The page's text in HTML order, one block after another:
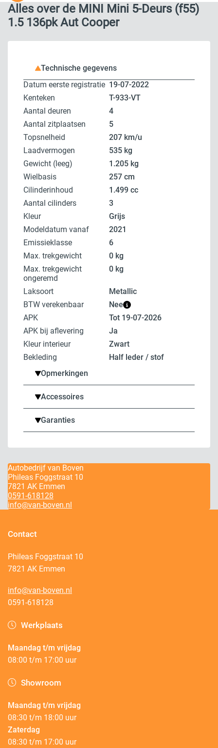
Alles over de MINI Mini 5-Deurs (f55)
1.5 136pk Aut Cooper
Technische gegevens
Datum eerste registratie
19-07-2022
Kenteken
T-933-VT
Aantal deuren
4
Aantal zitplaatsen
5
Topsnelheid
207 km/u
Laadvermogen
535 kg
Gewicht (leeg)
1.205 kg
Wielbasis
257 cm
Cilinderinhoud
1.499 cc
Aantal cilinders
3
Kleur
grijs
Modeldatum vanaf
2021
Emissieklasse
6
Max. trekgewicht
0 kg
Max. trekgewicht
ongeremd
0 kg
Laksoort
metallic
BTW verekenbaar
Nee
APK
tot 19-07-2026
APK bij aflevering
Ja
Kleur interieur
zwart
Bekleding
Half leder / stof
Opmerkingen
Accessoires
Garanties
Autobedrijf van Boven
Phileas Foggstraat 10
7821 AK Emmen
0591-618128
info@van-boven.nl
Contact
Phileas Foggstraat 10
7821 AK Emmen
info@van-boven.nl
0591-618128
Werkplaats
Maandag t/m vrijdag
08:00 t/m 17:00 uur
Showroom
Maandag t/m vrijdag
08:30 t/m 18:00 uur
Zaterdag
08:30 t/m 17:00 uur